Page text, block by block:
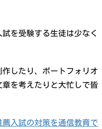
を受験する生徒は少なく
したり、ポートフォリオ
を考えたりと大忙しで皆
薦入試の対策を通信教育で